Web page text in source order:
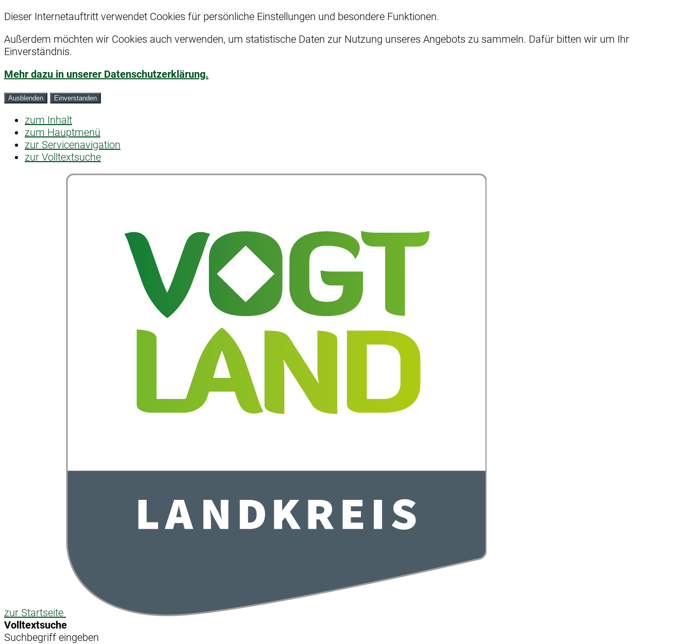
Dieser Internetauftritt verwendet Cookies für persönliche Einstellungen und besondere Funktionen.
Außerdem möchten wir Cookies auch verwenden, um statistische Daten zur Nutzung unseres Angebots zu sammeln. Dafür bitten wir um Ihr
Einverständnis.
Mehr dazu in unserer Datenschutzerklärung.
Ausblenden Einverstanden
zum Inhalt
zum Hauptmenü
zur Servicenavigation
zur Volltextsuche
zur Startseite
Volltextsuche
Suchbegriff eingeben